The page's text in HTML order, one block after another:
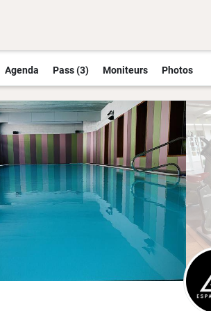
Agenda Pass (3) Moniteurs Photos